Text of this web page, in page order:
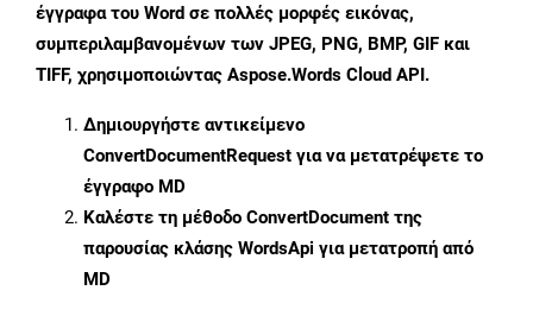
έγγραφα του Word σε πολλές μορφές εικόνας,
συμπεριλαμβανομένων των JPEG, PNG, BMP, GIF και
TIFF, χρησιμοποιώντας Aspose.Words Cloud API.
Δημιουργήστε αντικείμενο
ConvertDocumentRequest για να μετατρέψετε το
έγγραφο MD
Καλέστε τη μέθοδο ConvertDocument της
παρουσίας κλάσης WordsApi για μετατροπή από
MD